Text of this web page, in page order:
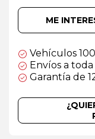
ME
Vehículos
Envíos a
Garantía de